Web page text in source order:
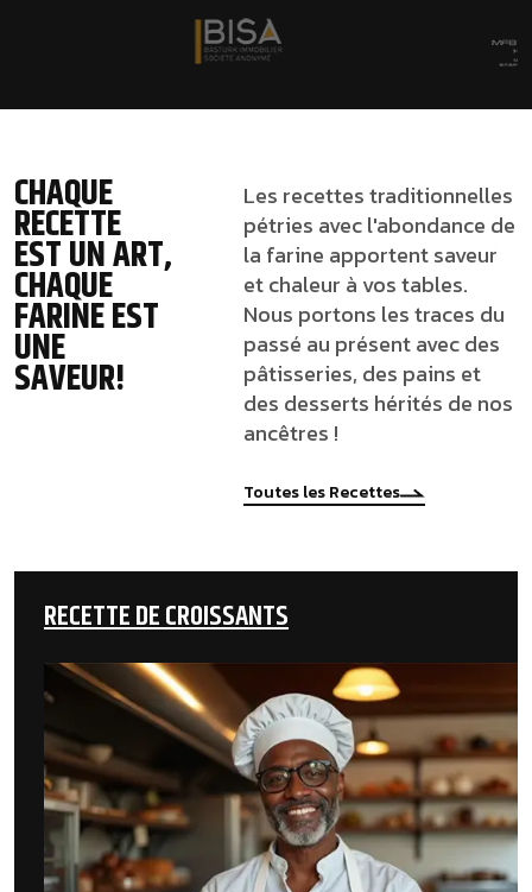
CHAQUE
RECETTE
EST UN ART,
CHAQUE
FARINE EST
UNE
SAVEUR!
Les recettes traditionnelles
pétries avec l'abondance de
la farine apportent saveur
et chaleur à vos tables.
Nous portons les traces du
passé au présent avec des
pâtisseries, des pains et
des desserts hérités de nos
ancêtres !
Toutes les Recettes
RECETTE DE CROISSANTS